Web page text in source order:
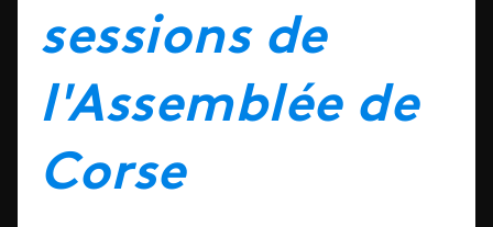
sessions de
l'Assemblée de
Corse